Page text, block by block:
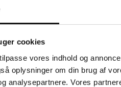
cookies
vores indhold og
oplysninger om din brug af
analysepartnere. Vores
dine specifikke behov.
vi en el palleløfter
få den bedste løsning til
gafler på 115 cm, som
disse typer opgaver.